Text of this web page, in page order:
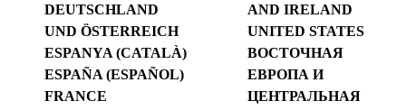
DEUTSCHLAND
UND ÖSTERREICH
ESPANYA (CATALÀ)
ESPAÑA (ESPAÑOL)
FRANCE
AND IRELAND
UNITED STATES
ВОСТОЧНАЯ
ЕВРОПА И
ЦЕНТРАЛЬНАЯ